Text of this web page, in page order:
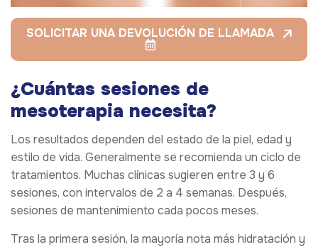
SOLICITAR UNA DEVOLUCIÓN DE LLAMADA
¿Cuántas sesiones de
mesoterapia necesita?
Los resultados dependen del estado de la piel, edad y
estilo de vida. Generalmente se recomienda un ciclo de
tratamientos. Muchas clínicas sugieren entre 3 y 6
sesiones, con intervalos de 2 a 4 semanas. Después,
sesiones de mantenimiento cada pocos meses.
Tras la primera sesión, la mayoría nota más hidratación y